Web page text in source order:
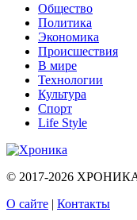
Общество
Политика
Экономика
Происшествия
В мире
Технологии
Культура
Спорт
Life Style
© 2017-2026 ХРОНИКА
О сайте | Контакты